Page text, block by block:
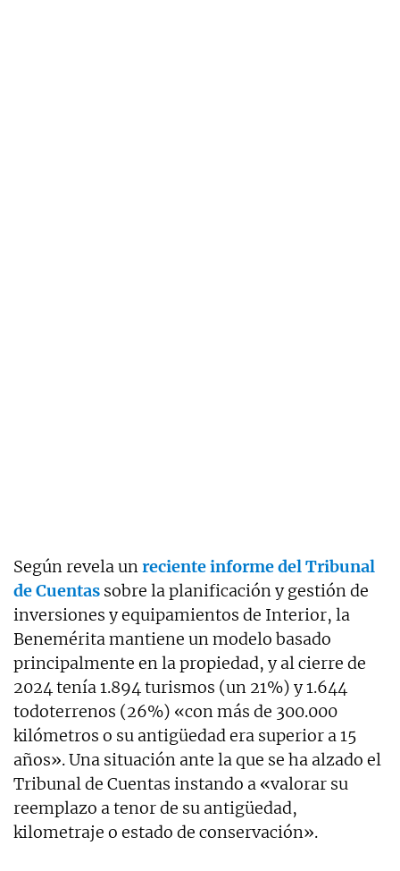
Según revela unreciente informe del Tribunal
de Cuentas sobre la planificación y gestión de
inversiones y equipamientos de Interior, la
Benemérita mantiene un modelo basado
principalmente en la propiedad, y al cierre de
2024 tenía 1.894 turismos (un 21%) y 1.644
todoterrenos (26%) «con más de 300.000
kilómetros o su antigüedad era superior a 15
años». Una situación ante la que se ha alzado el
Tribunal de Cuentas instando a «valorar su
reemplazo a tenor de su antigüedad,
kilometraje o estado de conservación».